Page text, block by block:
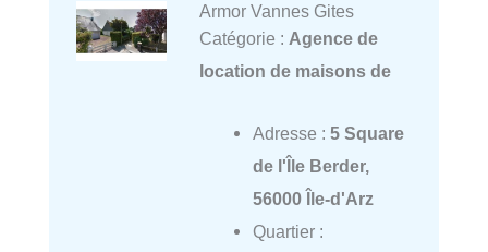
Armor Vannes Gites
Catégorie : Agence de
location de maisons de
Adresse : 5 Square
de l'Île Berder,
56000 Île-d'Arz
Quartier :